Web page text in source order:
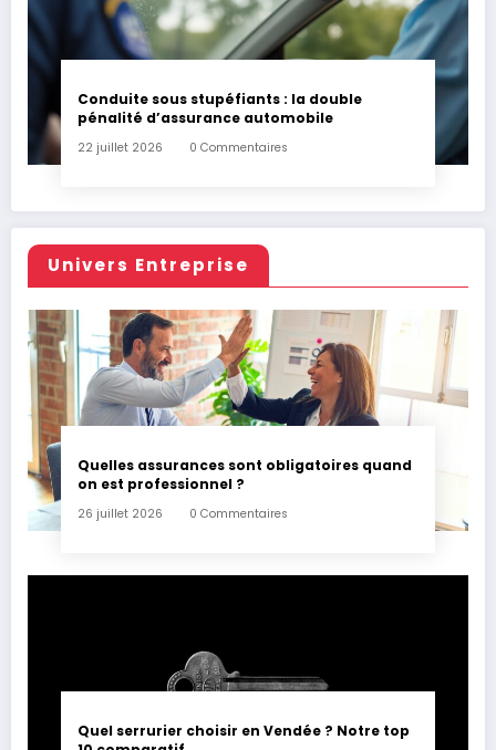
Conduite sous stupéfiants : la double
pénalité d’assurance automobile
22 juillet 2026 0 Commentaires
Univers Entreprise
Quelles assurances sont obligatoires quand
on est professionnel ?
26 juillet 2026 0 Commentaires
Quel serrurier choisir en Vendée ? Notre top